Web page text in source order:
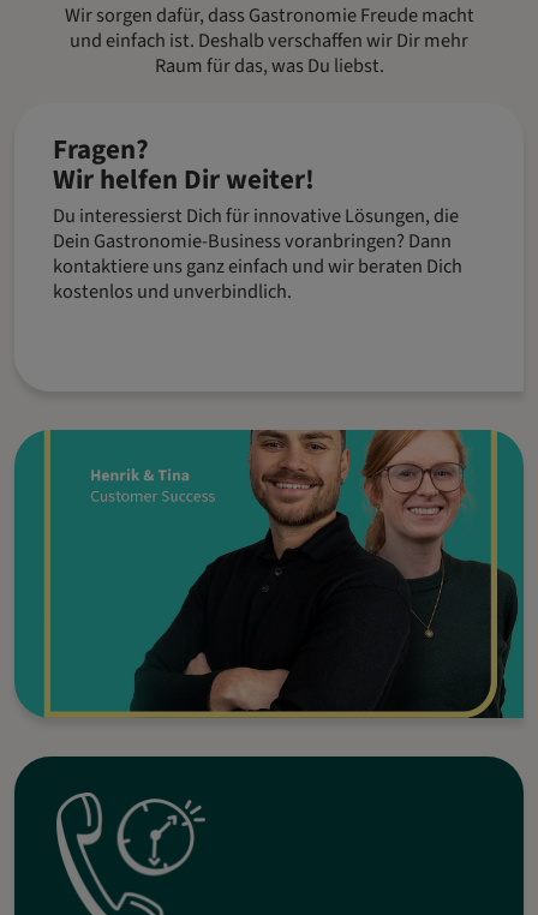
Wir sorgen dafür, dass Gastronomie Freude macht
und einfach ist. Deshalb verschaffen wir Dir mehr
Raum für das, was Du liebst.
Fragen?
Wir helfen Dir weiter!
Du interessierst Dich für innovative Lösungen, die
Dein Gastronomie-Business voranbringen? Dann
kontaktiere uns ganz einfach und wir beraten Dich
kostenlos und unverbindlich.